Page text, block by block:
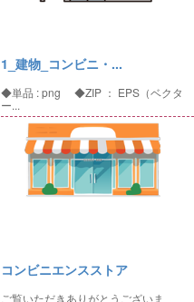
1_建物_コンビニ・...
◆単品 : png ◆ZIP ： EPS（ベクタ
ー...
コンビニエンスストア
ご覧いただきありがとうございま